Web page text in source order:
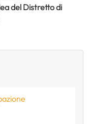
del Distretto di